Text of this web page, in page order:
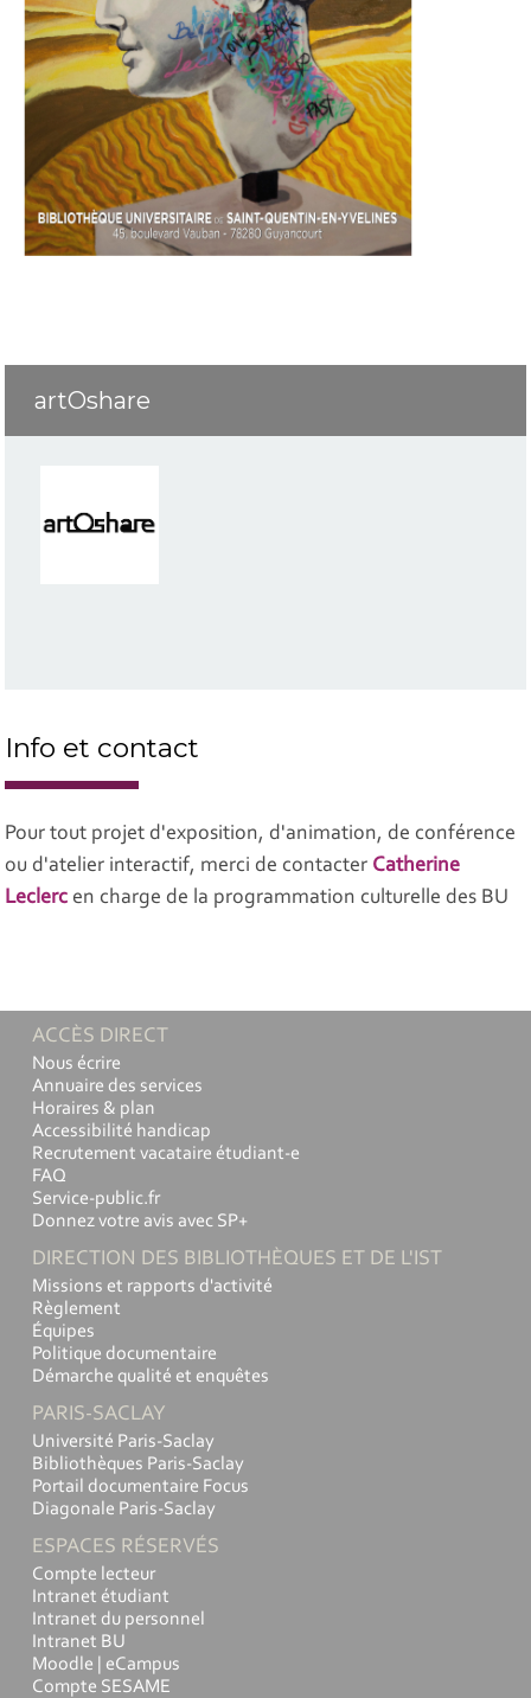
artOshare
Info et contact
Pour tout projet d'exposition, d'animation, de conférence
ou d'atelier interactif, merci de contacter Catherine
Leclerc en charge de la programmation culturelle des BU
ACCÈS DIRECT
Nous écrire
Annuaire des services
Horaires & plan
Accessibilité handicap
Recrutement vacataire étudiant-e
FAQ
Service-public.fr
Donnez votre avis avec SP+
DIRECTION DES BIBLIOTHÈQUES ET DE L'IST
Missions et rapports d'activité
Règlement
Équipes
Politique documentaire
Démarche qualité et enquêtes
PARIS-SACLAY
Université Paris-Saclay
Bibliothèques Paris-Saclay
Portail documentaire Focus
Diagonale Paris-Saclay
ESPACES RÉSERVÉS
Compte lecteur
Intranet étudiant
Intranet du personnel
Intranet BU
Moodle | eCampus
Compte SESAME